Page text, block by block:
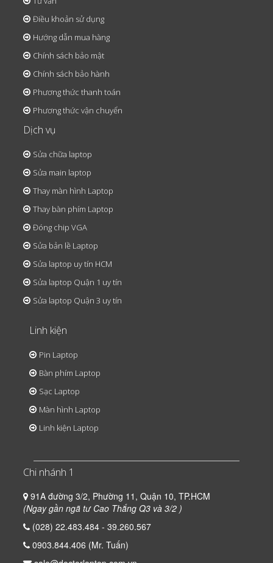
Điều khoản sử dụng
Hướng dẫn mua hàng
Chính sách bảo mật
Chính sách bảo hành
Phương thức thanh toán
Phương thức vận chuyển
Dịch vụ
Sửa chữa laptop
Sửa main laptop
Thay màn hình Laptop
Thay bàn phím Laptop
Đóng chip VGA
Sửa bản lề Laptop
Sửa laptop uy tín HCM
Sửa laptop Quận 1 uy tín
Sửa laptop Quận 3 uy tín
Linh kiện
Pin Laptop
Bàn phím Laptop
Sạc Laptop
Màn hình Laptop
Linh kiện Laptop
Chi nhánh 1
91A đường 3/2, Phường 11, Quận 10, TP.HCM
(Ngay gần ngã tư Cao Thắng Q3 và 3/2 )
(028) 22.483.484 - 39.260.567
0903.844.406 (Mr. Tuấn)